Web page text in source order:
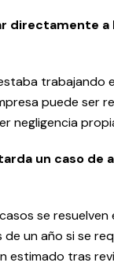
directamente a
trabajando
puede ser
negligencia
un caso de
se resuelven
un año si se
estimado tras